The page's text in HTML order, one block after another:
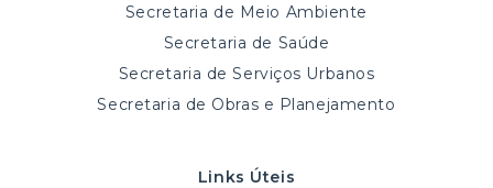
Secretaria de Meio Ambiente
Secretaria de Saúde
Secretaria de Serviços Urbanos
Secretaria de Obras e Planejamento
Links Úteis